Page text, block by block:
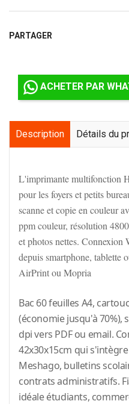
PARTAGER
ACHETER
Description Détails du
L'imprimante multifonction
pour les foyers et petits
scanne et copie en couleur
ppm couleur, résolution
et photos nettes.
depuis smartphone, tablette
AirPrint ou Mopria
Bac 60 feuilles A4,
(économie jusqu'à 70%),
dpi vers PDF ou email.
42x30x15cm qui
Meshago, bulletins
contrats administratifs.
idéale étudiants,